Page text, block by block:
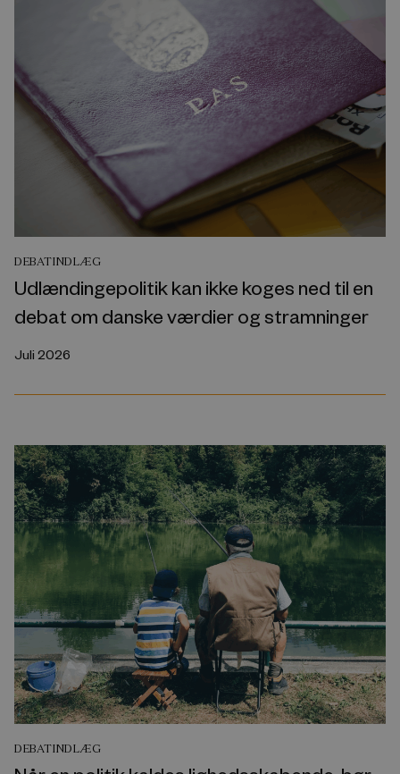
DEBATINDLÆG
Udlændingepolitik kan ikke koges ned til en
debat om danske værdier og stramninger
Juli 2026
DEBATINDLÆG